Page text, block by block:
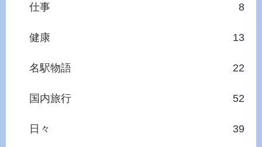
仕事 8
健康 13
名駅物語 22
国内旅行 52
日々 39